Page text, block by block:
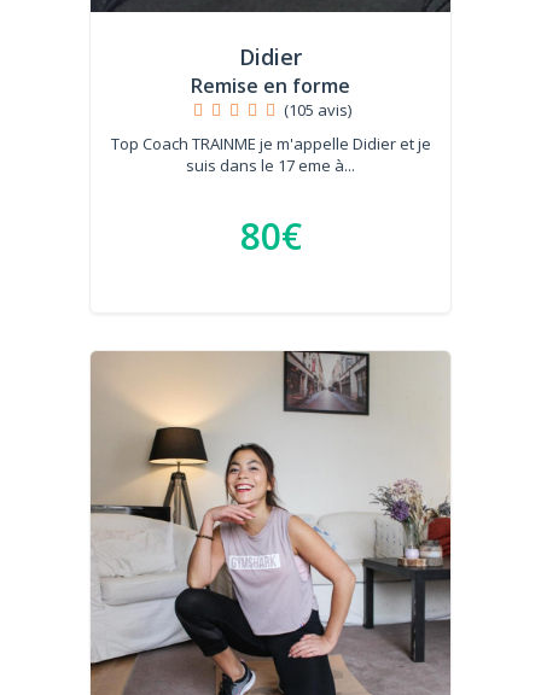
Didier
Remise en forme
(105 avis)
Top Coach TRAINME je m'appelle Didier et je
suis dans le 17 eme à...
80€